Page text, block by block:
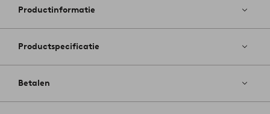
Productinformatie
Productspecificatie
Betalen